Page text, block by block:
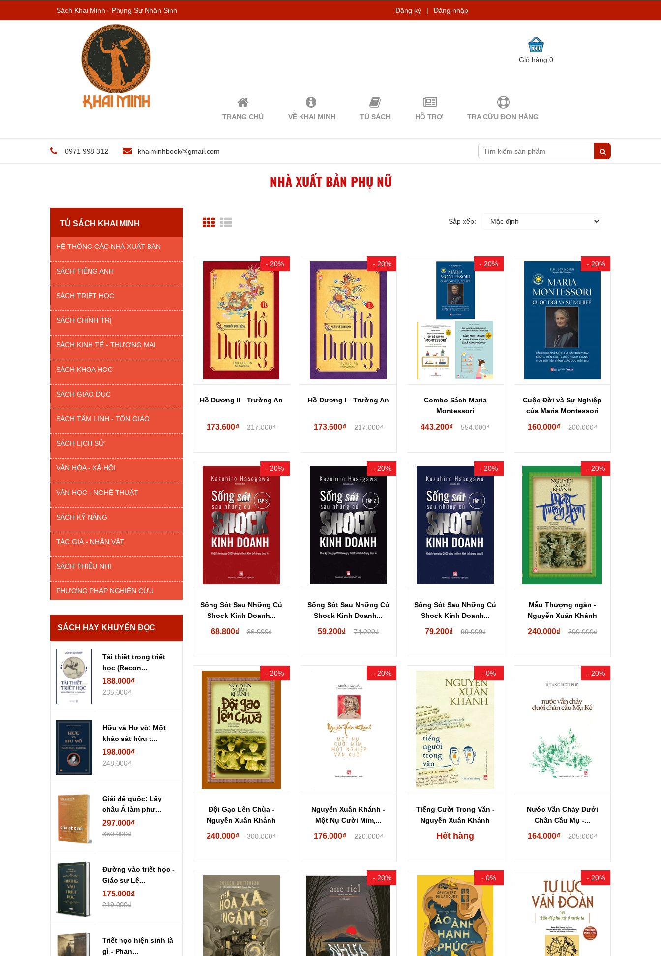
Sách Khai Minh - Phụng Sự Nhân Sinh Đăng ký | Đăng nhập
Giỏ hàng0
TRANG CHỦ VỀ KHAI MINH TỦ SÁCH HỖ TRỢ TRA CỨU ĐƠN HÀNG
0971 998 312 khaiminhbook@gmail.com
NHÀ XUẤT BẢN PHỤ NỮ
Sắp xếp:
- 20%
Hồ Dương II - Trường An
173.600₫ 217.000₫
- 20%
Hồ Dương I - Trường An
173.600₫ 217.000₫
- 20%
Combo Sách Maria
Montessori
443.200₫ 554.000₫
- 20%
Cuộc Đời và Sự Nghiệp
của Maria Montessori
160.000₫ 200.000₫
- 20%
Sống Sót Sau Những Cú
Shock Kinh Doanh...
68.800₫ 86.000₫
- 20%
Sống Sót Sau Những Cú
Shock Kinh Doanh...
59.200₫ 74.000₫
- 20%
Sống Sót Sau Những Cú
Shock Kinh Doanh...
79.200₫ 99.000₫
- 20%
Mẫu Thượng ngàn -
Nguyễn Xuân Khánh
240.000₫ 300.000₫
- 20%
Đội Gạo Lên Chùa -
Nguyễn Xuân Khánh
240.000₫ 300.000₫
- 20%
Nguyễn Xuân Khánh -
Một Nụ Cười Mỉm,...
176.000₫ 220.000₫
- 0%
Tiếng Cười Trong Văn -
Nguyễn Xuân Khánh
Hết hàng
- 20%
Nước Vẫn Chảy Dưới
Chân Cầu Mụ -...
164.000₫ 205.000₫
- 20% - 0% - 20%
TỦ SÁCH KHAI MINH
HỆ THỐNG CÁC NHÀ XUẤT BẢN
SÁCH TIẾNG ANH
SÁCH TRIẾT HỌC
SÁCH CHÍNH TRỊ
SÁCH KINH TẾ - THƯƠNG MẠI
SÁCH KHOA HỌC
SÁCH GIÁO DỤC
SÁCH TÂM LINH - TÔN GIÁO
SÁCH LỊCH SỬ
VĂN HÓA - XÃ HỘI
VĂN HỌC - NGHỆ THUẬT
SÁCH KỸ NĂNG
TÁC GIẢ - NHÂN VẬT
SÁCH THIẾU NHI
PHƯƠNG PHÁP NGHIÊN CỨU
SÁCH HAY KHUYẾN ĐỌC
Tái thiết trong triết
học (Recon...
188.000₫
235.000₫
Hữu và Hư vô: Một
khảo sát hữu t...
198.000₫
248.000₫
Giải đế quốc: Lấy
châu Á làm phư...
297.000₫
350.000₫
Đường vào triết học -
Giáo sư Lê...
175.000₫
219.000₫
Triết học hiện sinh là
gì - Phan...